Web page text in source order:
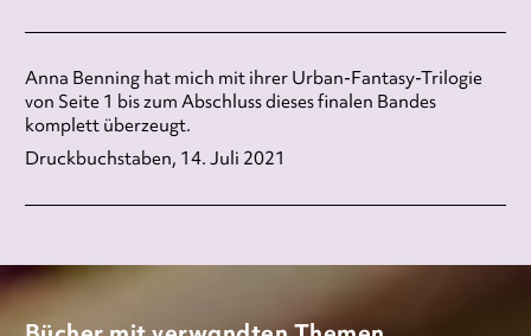
Anna Benning hat mich mit ihrer Urban-Fantasy-Trilogie
von Seite 1 bis zum Abschluss dieses finalen Bandes
komplett überzeugt.
Druckbuchstaben, 14. Juli 2021